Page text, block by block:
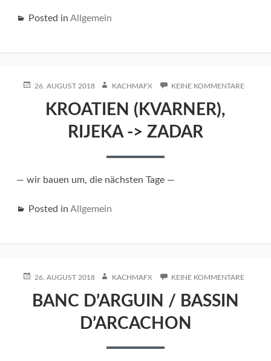
Posted in Allgemein
POSTED
26. AUGUST 2018 AUTHOR
KACHMAFX KEINE KOMMENTAREZU
KROATIEN (KVARNER),
RIJEKA -> ZADAR
— wir bauen um, die nächsten Tage —
Posted in Allgemein
POSTED
26. AUGUST 2018 AUTHOR
KACHMAFX KEINE KOMMENTAREZU
BANC D’ARGUIN / BASSIN
D’ARCACHON